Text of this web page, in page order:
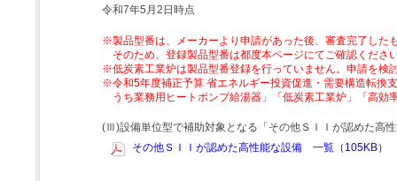
令和7年5月2日時点
※製品型番は、メーカーより申請があった後、審査完了した
そのため、登録製品型番は都度本ページにてご確認くださ
※低炭素工業炉は製品型番登録を行っていません。申請を検
※令和5年度補正予算 省エネルギー投資促進・需要構造転換
うち業務用ヒートポンプ給湯器」「低炭素工業炉」「高
(Ⅲ)設備単位型で補助対象となる「その他ＳＩＩが認めた高
その他ＳＩＩが認めた高性能な設備 一覧（105KB）